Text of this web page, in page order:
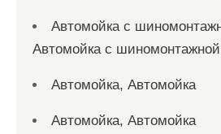
Автомойка с
Автомойка с
Автомойка, Автомойка
Автомойка, Автомойка